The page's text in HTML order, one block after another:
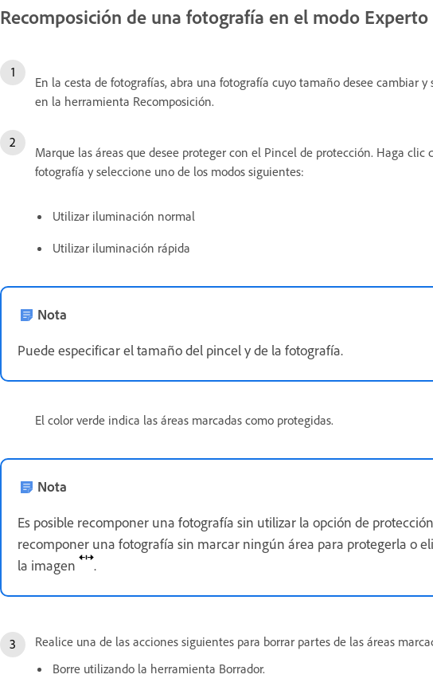
Recomposición de una fotografía en el modo Experto
En la cesta de fotografías, abra una fotografía cuyo tamaño desee cambiar
en la herramienta Recomposición.
Marque las áreas que desee proteger con el Pincel de protección. Haga
fotografía y seleccione uno de los modos siguientes:
Utilizar iluminación normal
Utilizar iluminación rápida
Nota
Puede especificar el tamaño del pincel y de la fotografía.
El color verde indica las áreas marcadas como protegidas.
Nota
Es posible recomponer una fotografía sin utilizar la opción de
recomponer una fotografía sin marcar ningún área para protegerla o
la imagen
.
Realice una de las acciones siguientes para borrar partes de las áreas
Borre utilizando la herramienta Borrador.